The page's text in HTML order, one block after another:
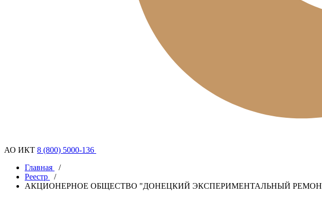
АО ИКТ 8 (800) 5000-136
Главная
/
Реестр
/
АКЦИОНЕРНОЕ ОБЩЕСТВО "ДОНЕЦКИЙ ЭКСПЕРИМЕНТАЛЬНЫЙ